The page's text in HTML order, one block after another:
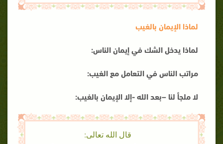
لماذا الإيمان بالغيب
لماذا يدخل الشك في إيمان الناس:
مراتب الناس في التعامل مع الغيب:
لا ملجأ لنا –بعد الله -إلا الإيمان بالغيب:
قال الله تعالى: